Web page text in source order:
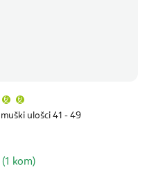
ulošci 41 - 49
proizvoda
je
zvjezdica.
(1 kom)